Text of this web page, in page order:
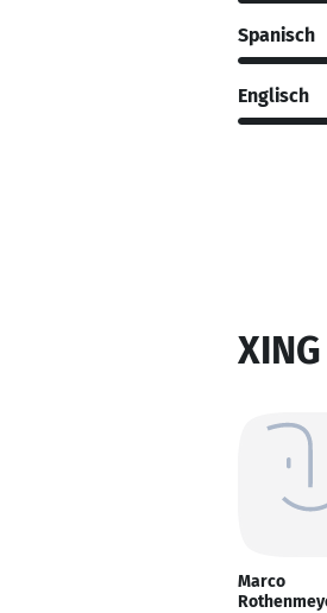
Spanisch
Englisch
Marco